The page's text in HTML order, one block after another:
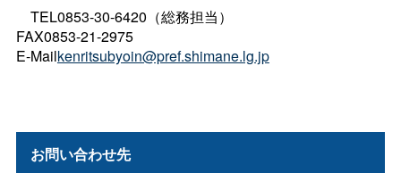
TEL0853-30-6420（総務担当）
FAX0853-21-2975
E-Mailkenritsubyoin@pref.shimane.lg.jp
お問い合わせ先